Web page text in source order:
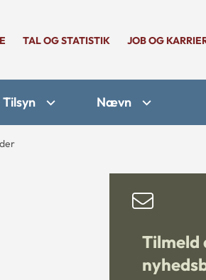
TAL OG STATISTIK JOB OG
Tilsyn Nævn
Tilmeld